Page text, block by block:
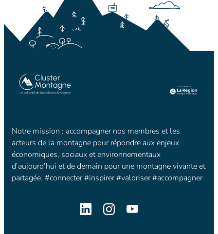
Notre mission : accompagner nos membres et les
acteurs de la montagne pour répondre aux enjeux
économiques, sociaux et environnementaux
d’aujourd’hui et de demain pour une montagne vivante et
partagée. #connecter #inspirer #valoriser #accompagner